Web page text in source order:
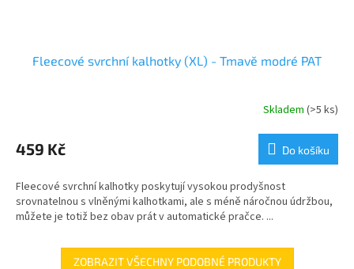
Fleecové svrchní kalhotky (XL) - Tmavě modré PAT
Skladem (>5 ks)
459 Kč Do košíku
Fleecové svrchní kalhotky poskytují vysokou prodyšnost
srovnatelnou s vlněnými kalhotkami, ale s méně náročnou údržbou,
můžete je totiž bez obav prát v automatické pračce. ...
ZOBRAZIT VŠECHNY PODOBNÉ PRODUKTY